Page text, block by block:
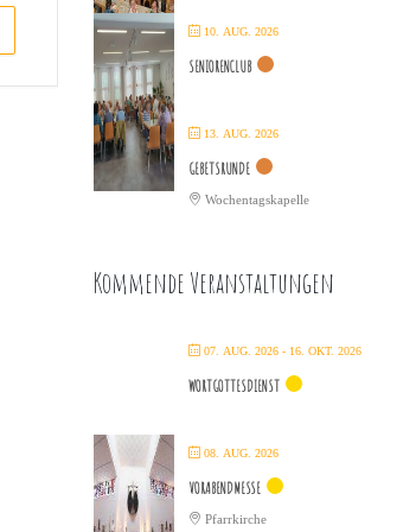
10. AUG. 2026
SENIORENCLUB
13. AUG. 2026
GEBETSRUNDE
Wochentagskapelle
Kommende Veranstaltungen
07. AUG. 2026 - 16. OKT. 2026
WORTGOTTESDIENST
08. AUG. 2026
VORABENDMESSE
Pfarrkirche